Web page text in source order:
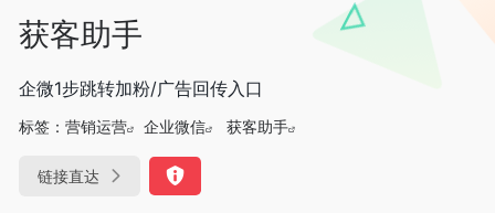
获客助手
企微1步跳转加粉/广告回传入口
标签： 营销运营 企业微信 获客助手
链接直达